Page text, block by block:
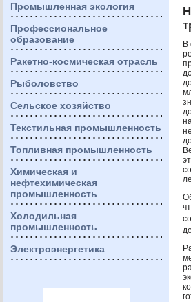
Промышленная экология
Профессиональное
образование
Ракетно-космическая отрасль
Рыболовство
Сельское хозяйство
Текстильная промышленность
Топливная промышленность
Химическая и
нефтехимическая
промышленность
Холодильная
промышленность
Электроэнергетика
В